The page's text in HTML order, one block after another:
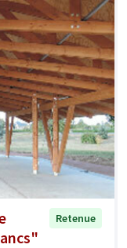
Retenue